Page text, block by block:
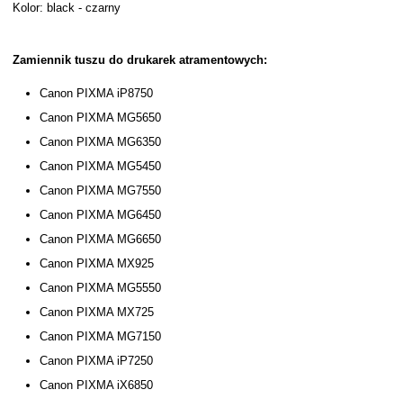
Kolor: black - czarny
Zamiennik tuszu do drukarek atramentowych:
Canon PIXMA iP8750
Canon PIXMA MG5650
Canon PIXMA MG6350
Canon PIXMA MG5450
Canon PIXMA MG7550
Canon PIXMA MG6450
Canon PIXMA MG6650
Canon PIXMA MX925
Canon PIXMA MG5550
Canon PIXMA MX725
Canon PIXMA MG7150
Canon PIXMA iP7250
Canon PIXMA iX6850